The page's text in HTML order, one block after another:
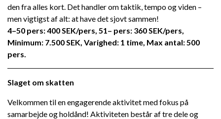
den fra alles kort. Det handler om taktik, tempo og viden –
men vigtigst af alt: at have det sjovt sammen!
4–50 pers: 400 SEK/pers, 51– pers: 360 SEK/pers,
Minimum: 7.500 SEK, Varighed: 1 time, Max antal: 500
pers.
Slaget om skatten
Velkommen til en engagerende aktivitet med fokus på
samarbejde og holdånd! Aktiviteten består af tre dele og